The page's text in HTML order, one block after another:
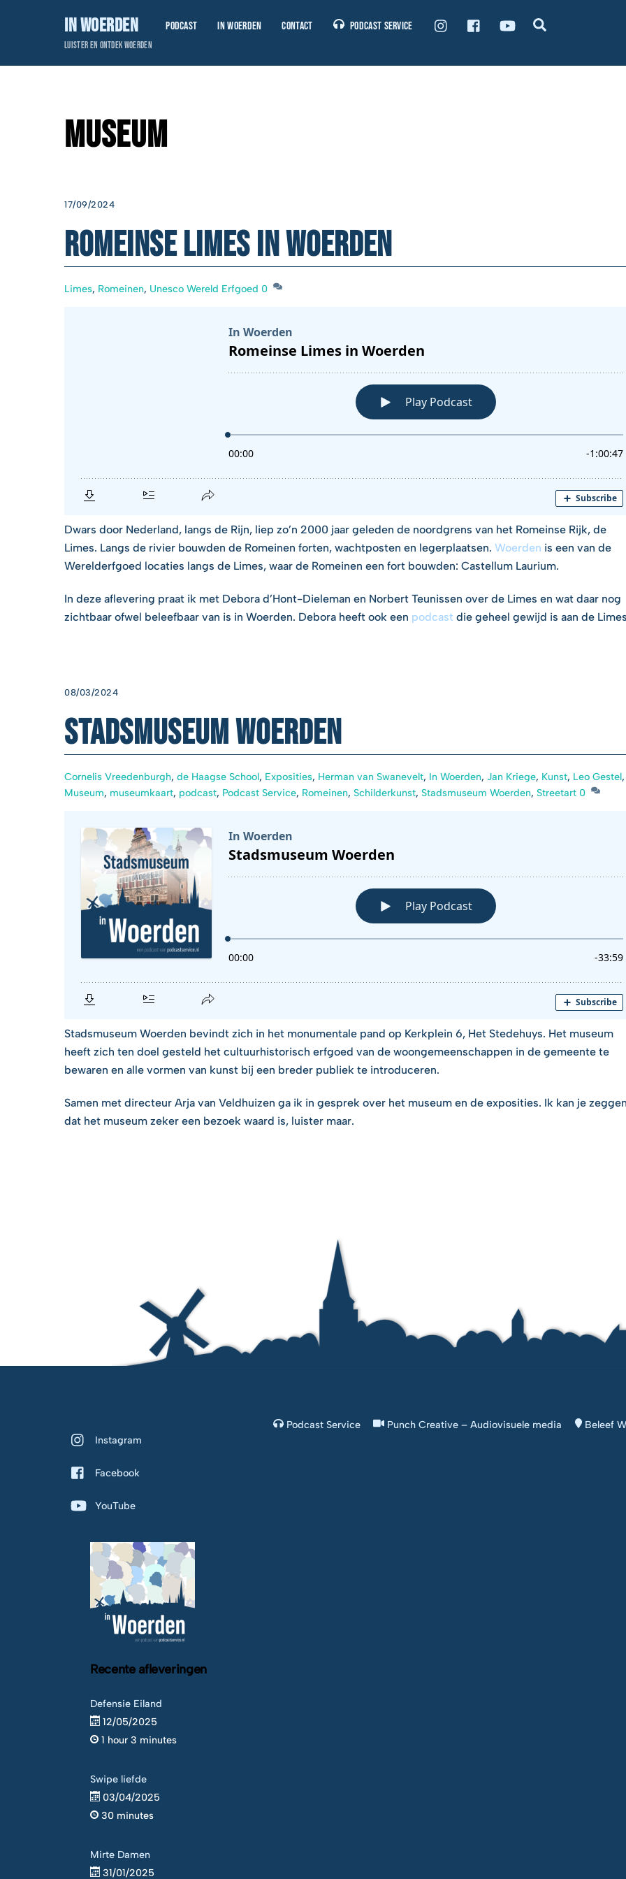
In Woerden
Luister en ontdek Woerden
Podcast In Woerden Contact Podcast Service
Museum
17/09/2024
Romeinse Limes in Woerden
Limes, Romeinen, Unesco Wereld Erfgoed 0
Dwars door Nederland, langs de Rijn, liep zo’n 2000 jaar geleden de noordgrens van het Romeinse Rijk, de
Limes. Langs de rivier bouwden de Romeinen forten, wachtposten en legerplaatsen. Woerden is een van de
Werelderfgoed locaties langs de Limes, waar de Romeinen een fort bouwden: Castellum Laurium.
In deze aflevering praat ik met Debora d’Hont-Dieleman en Norbert Teunissen over de Limes en wat daar nog
zichtbaar ofwel beleefbaar van is in Woerden. Debora heeft ook een podcast die geheel gewijd is aan de
08/03/2024
Stadsmuseum Woerden
Cornelis Vreedenburgh, de Haagse School, Exposities, Herman van Swanevelt, In Woerden, Jan Kriege, Kunst, Leo Gestel,
Museum, museumkaart, podcast, Podcast Service, Romeinen, Schilderkunst, Stadsmuseum Woerden, Streetart 0
Stadsmuseum Woerden bevindt zich in het monumentale pand op Kerkplein 6, Het Stedehuys. Het museum
heeft zich ten doel gesteld het cultuurhistorisch erfgoed van de woongemeenschappen in de gemeente te
bewaren en alle vormen van kunst bij een breder publiek te introduceren.
Samen met directeur Arja van Veldhuizen ga ik in gesprek over het museum en de exposities. Ik kan je
dat het museum zeker een bezoek waard is, luister maar.
Instagram
Facebook
YouTube
Podcast Service Punch Creative – Audiovisuele media Beleef
Recente afleveringen
Defensie Eiland
12/05/2025
1 hour 3 minutes
Swipe liefde
03/04/2025
30 minutes
Mirte Damen
31/01/2025